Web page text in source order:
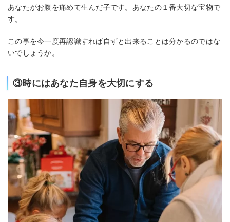
あなたがお腹を痛めて生んだ子です。あなたの１番大切な宝物で
す。
この事を今一度再認識すれば自ずと出来ることは分かるのではな
いでしょうか。
③時にはあなた自身を大切にする